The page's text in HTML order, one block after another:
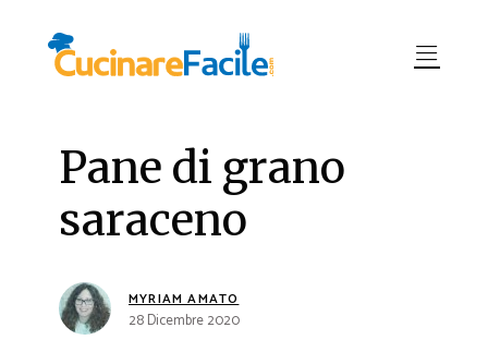
Pane di grano
saraceno
MYRIAM AMATO
28 Dicembre 2020